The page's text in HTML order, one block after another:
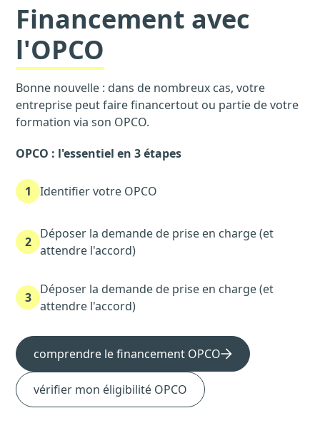
Financement avec
l'OPCO
Bonne nouvelle : dans de nombreux cas, votre
entreprise peut faire financertout ou partie de votre
formation via son OPCO.
OPCO : l'essentiel en 3 étapes
1 Identifier votre OPCO
2
Déposer la demande de prise en charge (et
attendre l'accord)
3
Déposer la demande de prise en charge (et
attendre l'accord)
comprendre le financement OPCO
vérifier mon éligibilité OPCO